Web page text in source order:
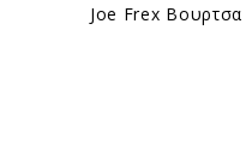
Joe Frex